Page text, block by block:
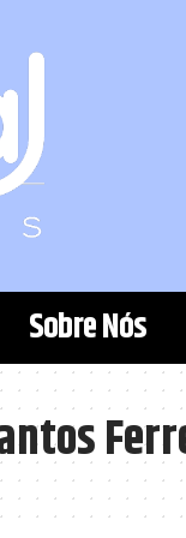
Sobre Nós